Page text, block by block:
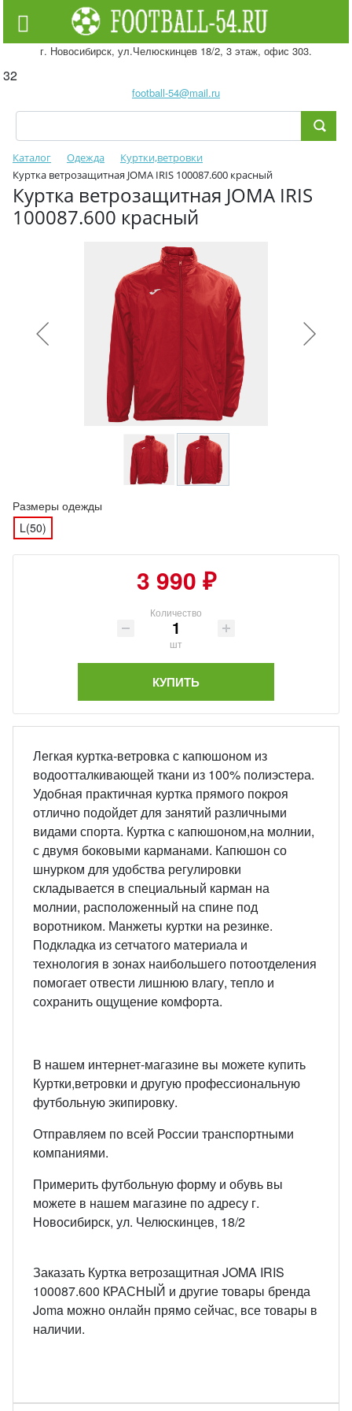
г. Новосибирск, ул.Челюскинцев 18/2, 3 этаж, офис 303.
32
football-54@mail.ru
Каталог Одежда
Куртки,ветровки
Куртка ветрозащитная JOMA IRIS 100087.600 красный
Куртка ветрозащитная JOMA IRIS
100087.600 красный
Размеры одежды
L(50)
3 990 ₽
Количество
шт
КУПИТЬ
Легкая куртка-ветровка с капюшоном из
водоотталкивающей ткани из 100% полиэстера.
Удобная практичная куртка прямого покроя
отлично подойдет для занятий различными
видами спорта. Куртка с капюшоном,на молнии,
с двумя боковыми карманами. Капюшон со
шнурком для удобства регулировки
складывается в специальный карман на
молнии, расположенный на спине под
воротником. Манжеты куртки на резинке.
Подкладка из сетчатого материала и
технология в зонах наибольшего потоотделения
помогает отвести лишнюю влагу, тепло и
сохранить ощущение комфорта.
В нашем интернет-магазине вы можете купить
Куртки,ветровки и другую профессиональную
футбольную экипировку.
Отправляем по всей России транспортными
компаниями.
Примерить футбольную форму и обувь вы
можете в нашем магазине по адресу г.
Новосибирск, ул. Челюскинцев, 18/2
Заказать Куртка ветрозащитная JOMA IRIS
100087.600 КРАСНЫЙ и другие товары бренда
Joma можно онлайн прямо сейчас, все товары в
наличии.